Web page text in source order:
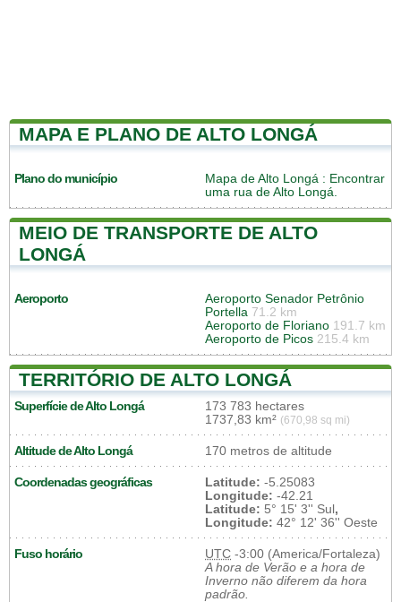
MAPA E PLANO DE ALTO LONGÁ
Plano do município Mapa de Alto Longá : Encontrar
uma rua de Alto Longá.
MEIO DE TRANSPORTE DE ALTO
LONGÁ
Aeroporto
Aeroporto Senador Petrônio
Portella 71.2 km
Aeroporto de Floriano 191.7 km
Aeroporto de Picos 215.4 km
TERRITÓRIO DE ALTO LONGÁ
Superfície de Alto Longá
173 783 hectares
1737,83 km² (670,98 sq mi)
Altitude de Alto Longá 170 metros de altitude
Coordenadas geográficas Latitude: -5.25083
Longitude: -42.21
Latitude: 5° 15' 3'' Sul,
Longitude: 42° 12' 36'' Oeste
Fuso horário UTC -3:00 (America/Fortaleza)
A hora de Verão e a hora de
Inverno não diferem da hora
padrão.